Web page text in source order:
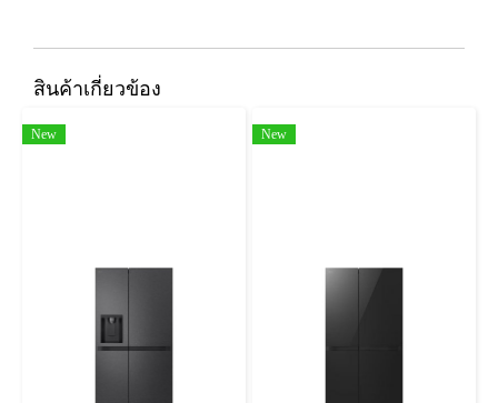
สินค้าเกี่ยวข้อง
New New